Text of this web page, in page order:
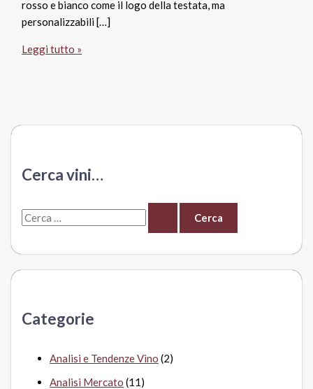
rosso e bianco come il logo della testata, ma
personalizzabili […]
Come
Cerca
il
Vinialsuper!
Leggi tutto »
Cerca vini…
C
r
:Categorie
Analisi e Tendenze Vino (2)
Analisi Mercato (11)